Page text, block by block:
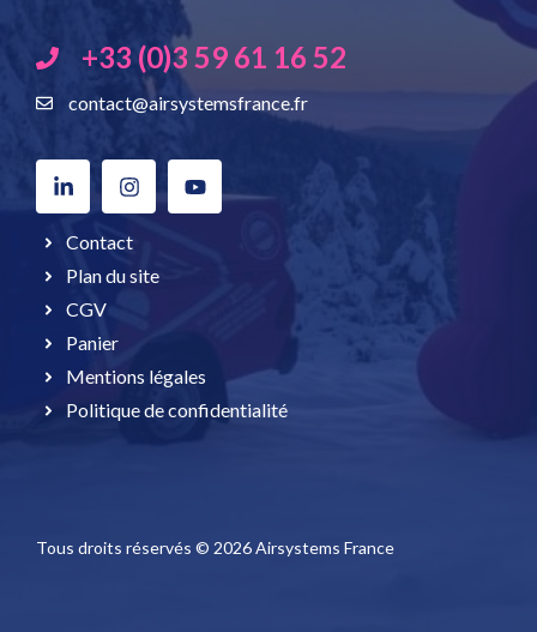
+33 (0)3 59 61 16 52
contact@airsystemsfrance.fr
Contact
Plan du site
CGV
Panier
Mentions légales
Politique de confidentialité
Tous droits réservés © 2026 Airsystems France